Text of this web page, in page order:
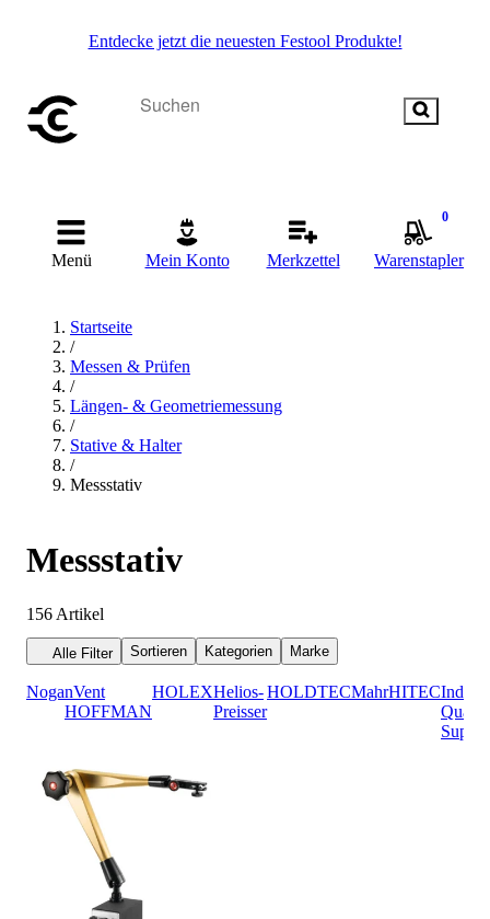
Entdecke jetzt die neuesten Festool Produkte!
Menü Mein Konto Merkzettel
0
Warenstapler
Startseite
/
Messen & Prüfen
/
Längen- & Geometriemessung
/
Stative & Halter
/
Messstativ
Messstativ
156 Artikel
Alle Filter Sortieren Kategorien Marke
NoganVent
HOFFMAN
HOLEXHelios-
Preisser
HOLDTECMahrHITEC